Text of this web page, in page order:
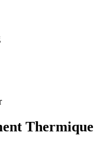
Thermique